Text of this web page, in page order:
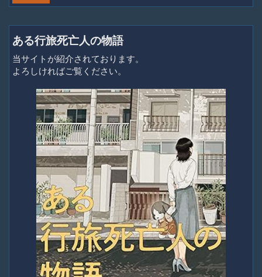
ある行旅死亡人の物語
当サイトが紹介されております。
よろしければご覧ください。